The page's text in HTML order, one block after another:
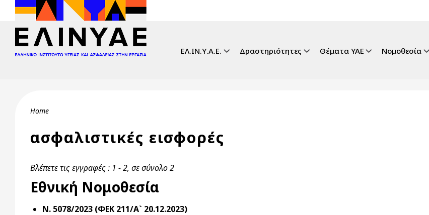
Skip to main content
ΕΛ.ΙΝ.Υ.Α.Ε. Δραστηριότητες Θέματα ΥΑΕ Νομοθεσία
Breadcrumb
Home
ασφαλιστικές εισφορές
Βλέπετε τις εγγραφές : 1 - 2, σε σύνολο 2
Εθνική Νομοθεσία
Ν. 5078/2023 (ΦΕΚ 211/Α` 20.12.2023)